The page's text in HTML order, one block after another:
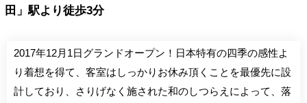
田」駅より徒歩3分
2017年12月1日グランドオープン！日本特有の四季の感性よ
り着想を得て、客室はしっかりお休み頂くことを最優先に設
計しており、さりげなく施された和のしつらえによって、落